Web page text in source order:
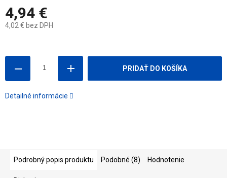
4,94 €
4,02 € bez DPH
PRIDAŤ DO KOŠÍKA
Detailné informácie
Podrobný popis produktu Podobné (8) Hodnotenie